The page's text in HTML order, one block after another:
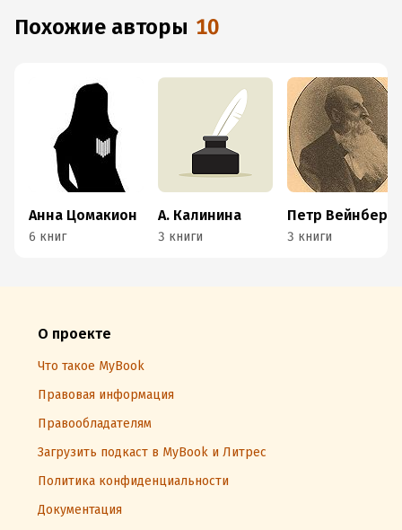
Похожие авторы 10
Анна Цомакион
6 книг
А. Калинина
3 книги
Петр Вейнберг
3 книги
О проекте
Что такое MyBook
Правовая информация
Правообладателям
Загрузить подкаст в MyBook и Литрес
Политика конфиденциальности
Документация